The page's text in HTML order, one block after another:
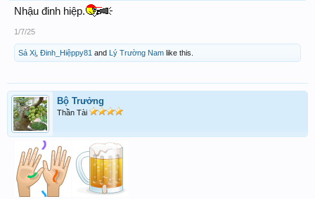
Nhậu đinh hiệp.
1/7/25
Sá Xị Đinh_Hiệppy81 and Lý Trường Nam like this.
Bộ Trưởng
Thần Tài